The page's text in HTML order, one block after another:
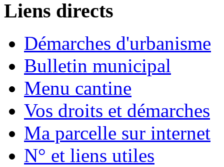
Liens directs
Démarches d'urbanisme
Bulletin municipal
Menu cantine
Vos droits et démarches
Ma parcelle sur internet
N° et liens utiles